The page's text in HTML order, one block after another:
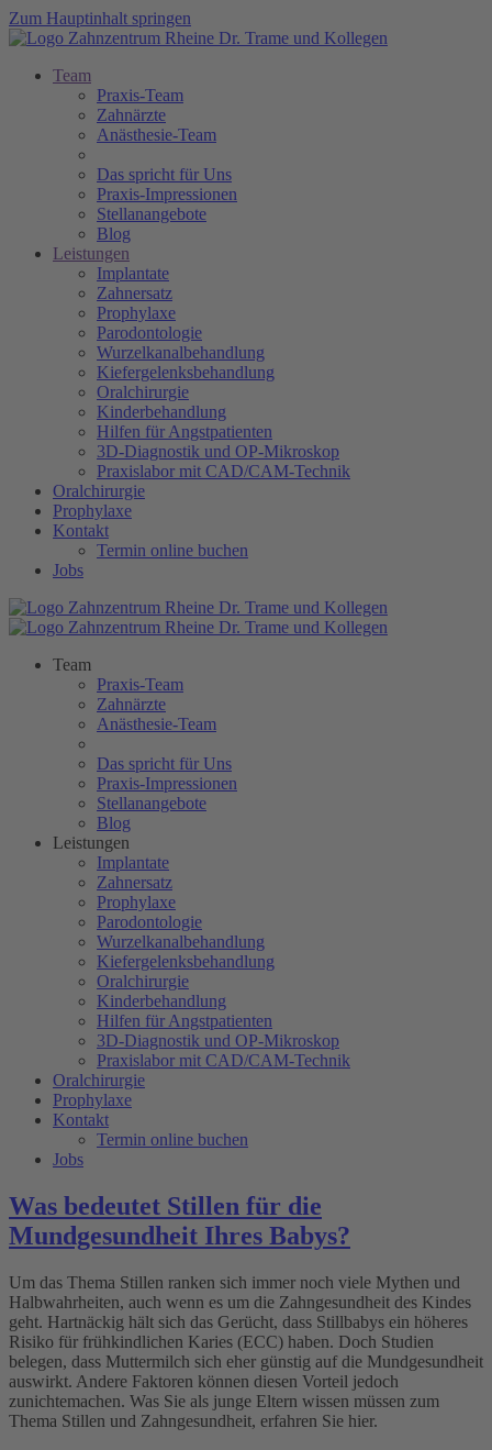
Zum Hauptinhalt springen
Team
Praxis-Team
Zahnärzte
Anästhesie-Team
Das spricht für Uns
Praxis-Impressionen
Stellanangebote
Blog
Leistungen
Implantate
Zahnersatz
Prophylaxe
Parodontologie
Wurzelkanalbehandlung
Kiefergelenksbehandlung
Oralchirurgie
Kinderbehandlung
Hilfen für Angstpatienten
3D-Diagnostik und OP-Mikroskop
Praxislabor mit CAD/CAM-Technik
Oralchirurgie
Prophylaxe
Kontakt
Termin online buchen
Jobs
Team
Praxis-Team
Zahnärzte
Anästhesie-Team
Das spricht für Uns
Praxis-Impressionen
Stellanangebote
Blog
Leistungen
Implantate
Zahnersatz
Prophylaxe
Parodontologie
Wurzelkanalbehandlung
Kiefergelenksbehandlung
Oralchirurgie
Kinderbehandlung
Hilfen für Angstpatienten
3D-Diagnostik und OP-Mikroskop
Praxislabor mit CAD/CAM-Technik
Oralchirurgie
Prophylaxe
Kontakt
Termin online buchen
Jobs
Was bedeutet Stillen für die
Mundgesundheit Ihres Babys?
Um das Thema Stillen ranken sich immer noch viele Mythen und
Halbwahrheiten, auch wenn es um die Zahngesundheit des Kindes
geht. Hartnäckig hält sich das Gerücht, dass Stillbabys ein höheres
Risiko für frühkindlichen Karies (ECC) haben. Doch Studien
belegen, dass Muttermilch sich eher günstig auf die Mundgesundheit
auswirkt. Andere Faktoren können diesen Vorteil jedoch
zunichtemachen. Was Sie als junge Eltern wissen müssen zum
Thema Stillen und Zahngesundheit, erfahren Sie hier.